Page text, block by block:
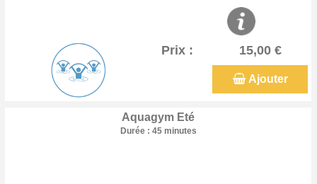
Prix : 15,00 €
Ajouter
Aquagym Eté
Durée : 45 minutes